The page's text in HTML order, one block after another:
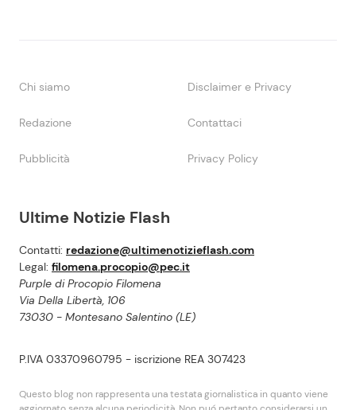
Ultime Notizie Flash
Contatti: redazione@ultimenotizieflash.com
Legal: filomena.procopio@pec.it
Purple di Procopio Filomena
Via Della Libertà, 106
73030 - Montesano Salentino (LE)
P.IVA 03370960795 - iscrizione REA 307423
Questo blog non rappresenta una testata giornalistica in quanto viene
Chi siamo Disclaimer e Privacy
Redazione Contattaci
Pubblicità Privacy Policy